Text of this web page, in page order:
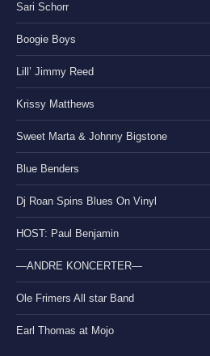
Sari Schorr
Boogie Boys
Lill’ Jimmy Reed
Krissy Matthews
Sweet Marta & Johnny Bigstone
Blue Benders
Dj Roan Spins Blues On Vinyl
HOST: Paul Benjamin
—ANDRE KONCERTER—
Ole Frimers All star Band
Earl Thomas at Mojo